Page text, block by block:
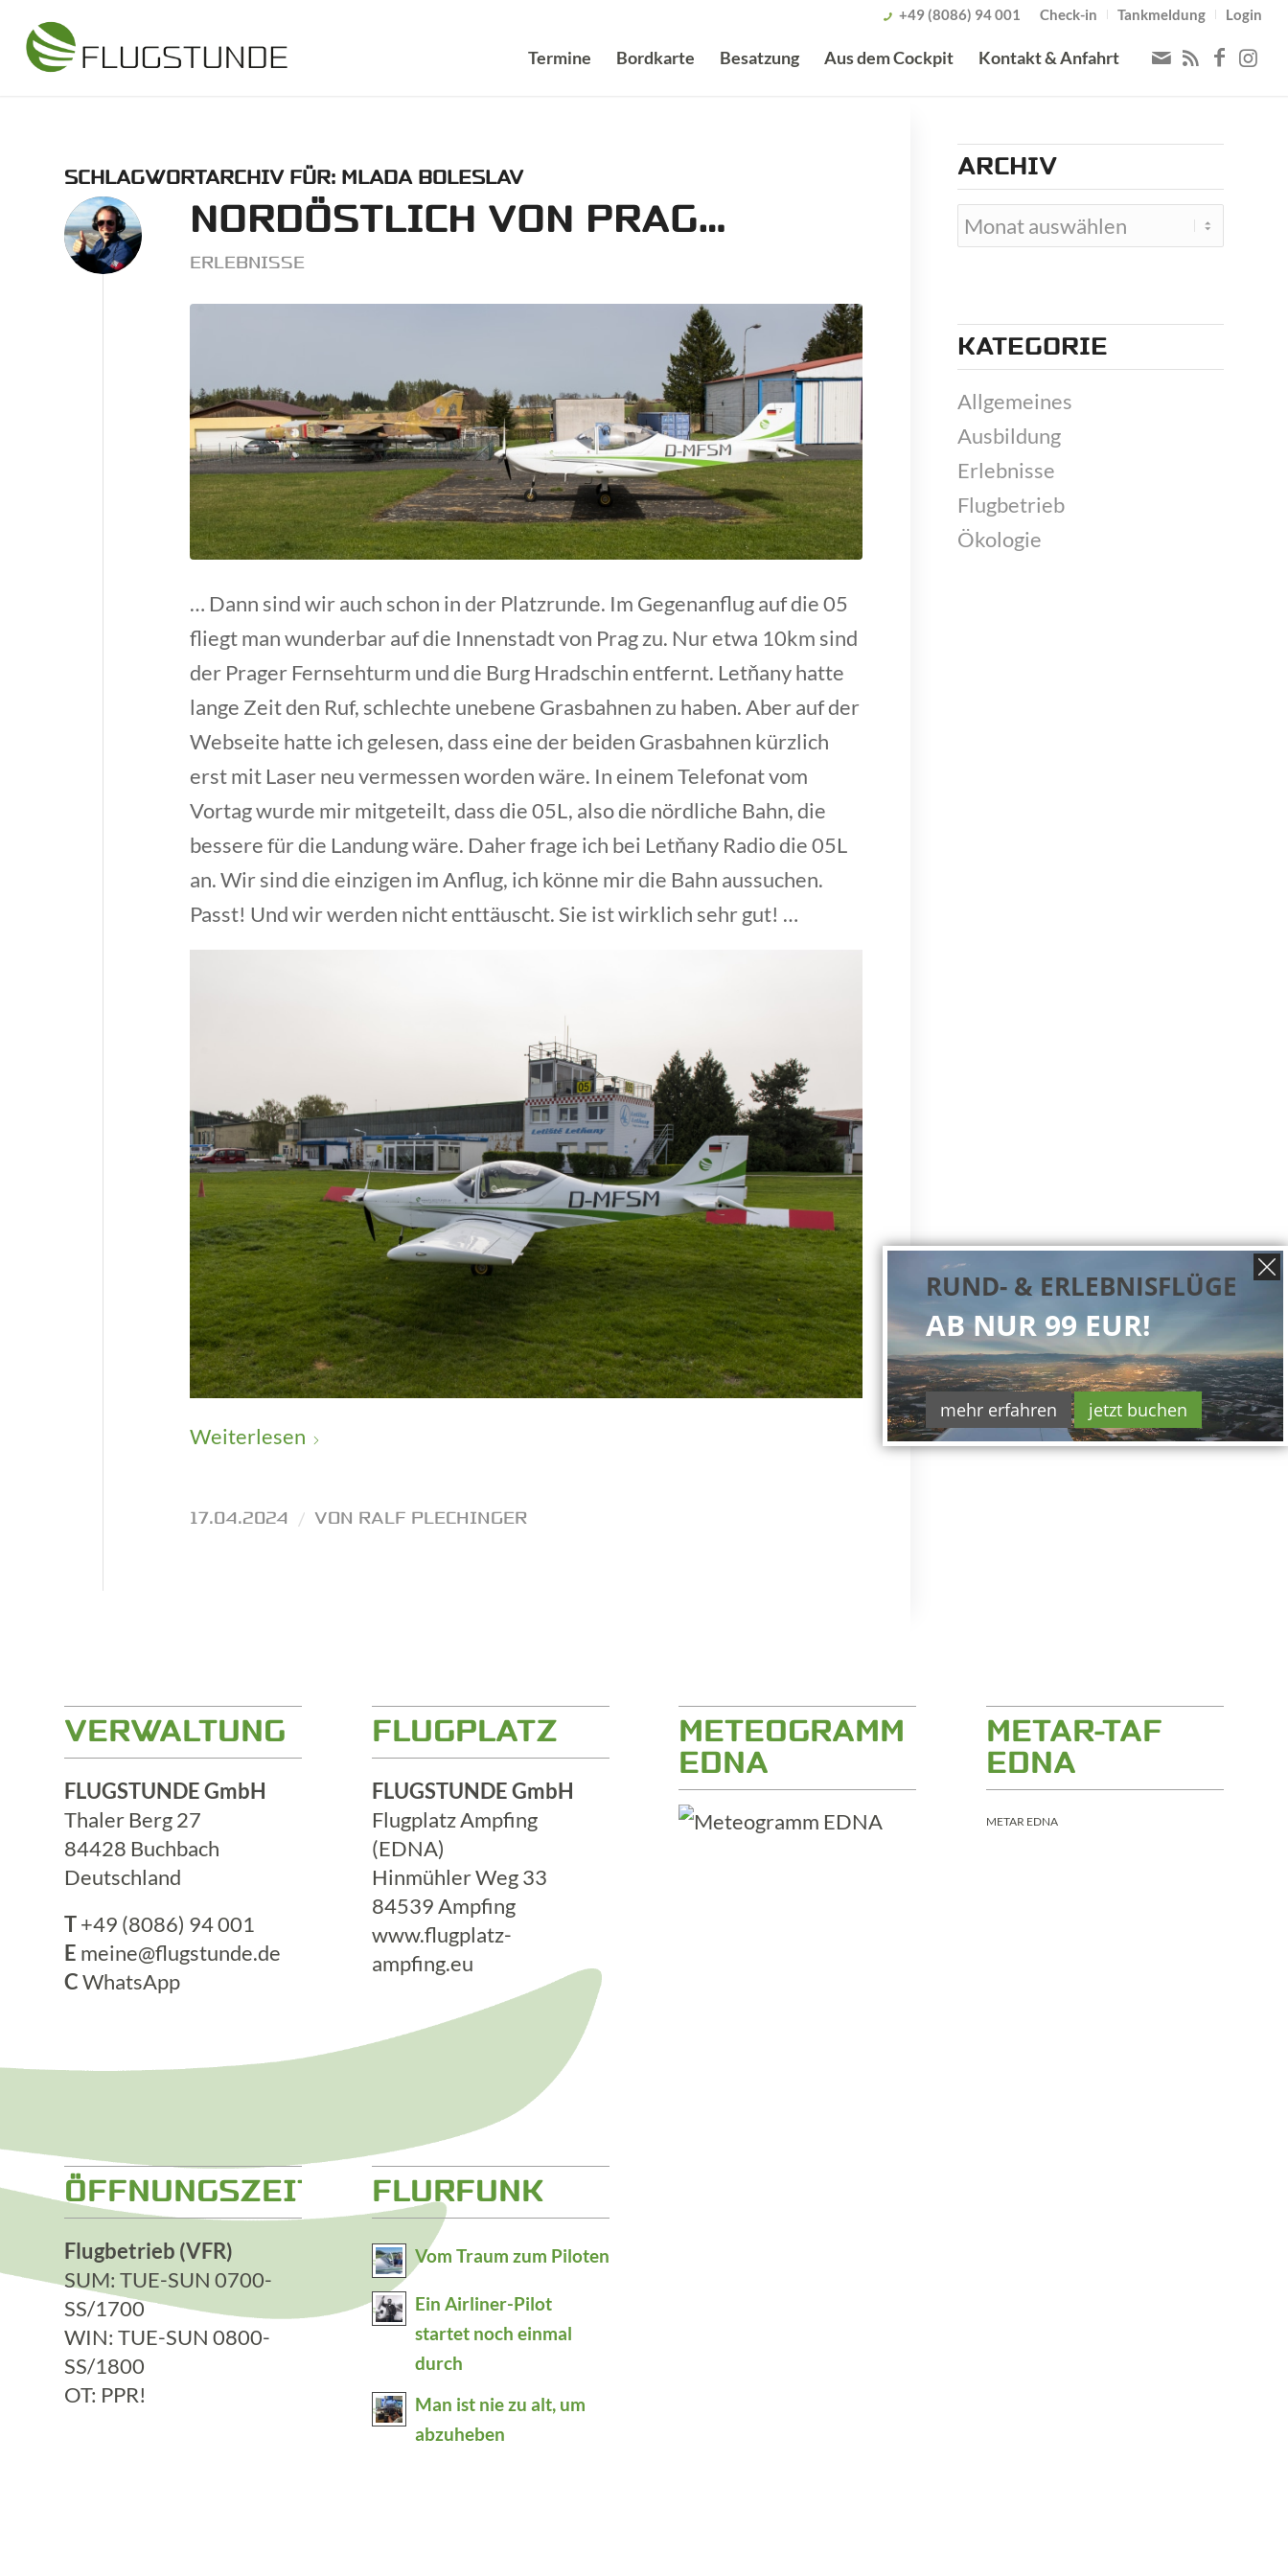
Check-in Tankmeldung Login
+49 (8086) 94 001
Termine Bordkarte Besatzung Aus dem Cockpit Kontakt & Anfahrt
SCHLAGWORTARCHIV FÜR: MLADA BOLESLAV
NORDÖSTLICH VON PRAG…
ERLEBNISSE
… Dann sind wir auch schon in der Platzrunde. Im Gegenanflug auf die 05
fliegt man wunderbar auf die Innenstadt von Prag zu. Nur etwa 10km sind
der Prager Fernsehturm und die Burg Hradschin entfernt. Letňany hatte
lange Zeit den Ruf, schlechte unebene Grasbahnen zu haben. Aber auf der
Webseite hatte ich gelesen, dass eine der beiden Grasbahnen kürzlich
erst mit Laser neu vermessen worden wäre. In einem Telefonat vom
Vortag wurde mir mitgeteilt, dass die 05L, also die nördliche Bahn, die
bessere für die Landung wäre. Daher frage ich bei Letňany Radio die 05L
an. Wir sind die einzigen im Anflug, ich könne mir die Bahn aussuchen.
Passt! Und wir werden nicht enttäuscht. Sie ist wirklich sehr gut! …
Weiterlesen
17.04.2024 / VON RALF PLECHINGER
ARCHIV
KATEGORIE
Allgemeines
Ausbildung
Erlebnisse
Flugbetrieb
Ökologie
VERWALTUNG
FLUGSTUNDE GmbH
Thaler Berg 27
84428 Buchbach
Deutschland
T+49 (8086) 94 001
E meine@flugstunde.de
CWhatsApp
ÖFFNUNGSZEITEN
Flugbetrieb (VFR)
SUM: TUE-SUN 0700-
SS/1700
WIN: TUE-SUN 0800-
SS/1800
OT: PPR!
FLUGPLATZ
FLUGSTUNDE GmbH
Flugplatz Ampfing
(EDNA)
Hinmühler Weg 33
84539 Ampfing
www.flugplatz-
ampfing.eu
FLURFUNK
Vom Traum zum Piloten
Ein Airliner-Pilot
startet noch einmal
durch
Man ist nie zu alt, um
abzuheben
METEOGRAMM
EDNA
METAR-TAF
EDNA
METAR EDNA
RUND- & ERLEBNISFLÜGE
AB NUR 99 EUR!
mehr erfahren jetzt buchen